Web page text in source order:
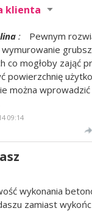
klienta
:
Pewnym
co mogłoby zająć
powierzchnię
można
09:14
wykonania
zamiast